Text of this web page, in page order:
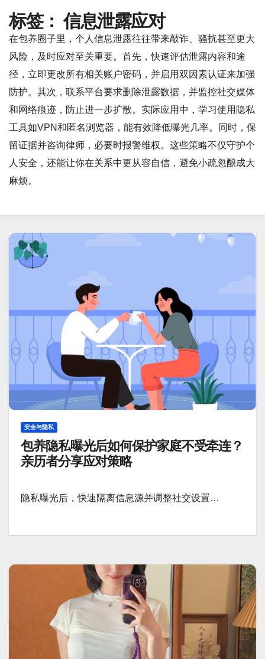
标签：信息泄露应对
在包养圈子里，个人信息泄露往往带来敲诈、骚扰甚至更大
风险，及时应对至关重要。首先，快速评估泄露内容和途
径，立即更改所有相关账户密码，并启用双因素认证来加强
防护。其次，联系平台要求删除泄露数据，并监控社交媒体
和网络痕迹，防止进一步扩散。实际应用中，学习使用隐私
工具如VPN和匿名浏览器，能有效降低曝光几率。同时，保
留证据并咨询律师，必要时报警维权。这些策略不仅守护个
人安全，还能让你在关系中更从容自信，避免小疏忽酿成大
麻烦。
安全与隐私
包养隐私曝光后如何保护家庭不受牵连？
亲历者分享应对策略
隐私曝光后，快速隔离信息源并调整社交设置…